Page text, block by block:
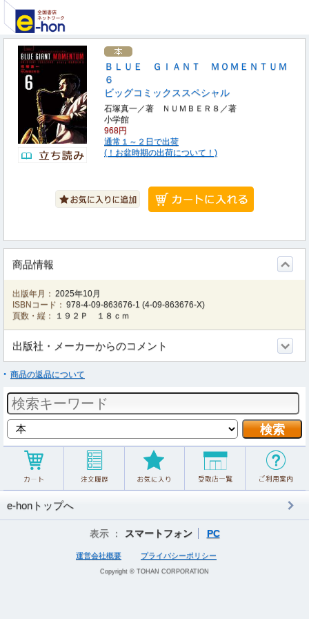
ＢＬＵＥ ＧＩＡＮＴ ＭＯＭＥＮＴＵＭ
６
ビッグコミックススペシャル
石塚真一／著 ＮＵＭＢＥＲ８／著
小学館
968円
通常１～２日で出荷
(！お盆時期の出荷について！)
商品情報
出版年月： 2025年10月
ISBNコード： 978-4-09-863676-1 (4-09-863676-X)
頁数・縦：
１９２Ｐ １８ｃｍ
出版社・メーカーからのコメント
商品の返品について
e-honトップへ
表示 ： スマートフォン PC
運営会社概要 プライバシーポリシー
Copyright © TOHAN CORPORATION